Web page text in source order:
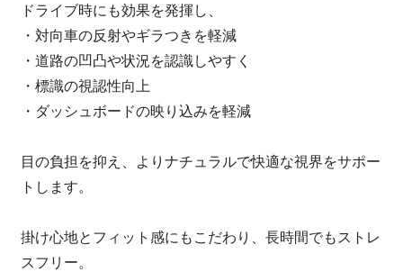
ドライブ時にも効果を発揮し、
・対向車の反射やギラつきを軽減
・道路の凹凸や状況を認識しやすく
・標識の視認性向上
・ダッシュボードの映り込みを軽減
目の負担を抑え、よりナチュラルで快適な視界をサポー
トします。
掛け心地とフィット感にもこだわり、長時間でもストレ
スフリー。